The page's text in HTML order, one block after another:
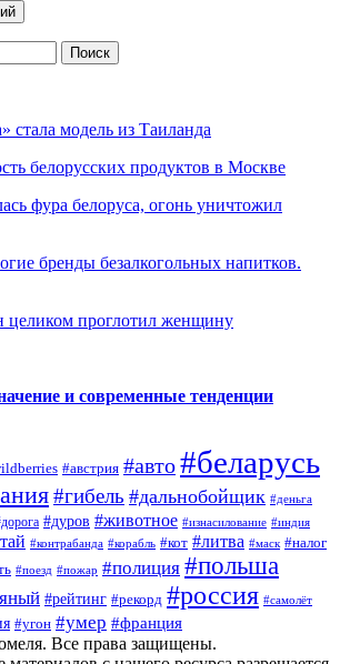
модель из Таиланда
белорусских продуктов в Москве
фура белоруса, огонь уничтожил
бренды безалкогольных напитков.
целиком проглотил женщину
и современные тенденции
#австрия #авто#беларусь
#гибель #дальнобойщик #деньга
#дуров #животное #изнасилование #индия
#контрабанда #корабль #кот #литва #маск #налог
#поезд #пожар #полиция #польша
#рейтинг #рекорд #россия #самолёт
#угон #умер #франция
Все права защищены.